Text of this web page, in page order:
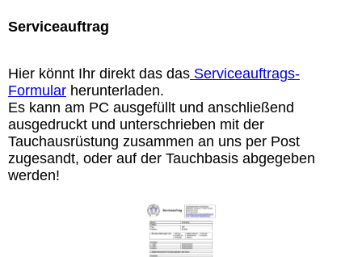
Serviceauftrag
Hier könnt Ihr direkt das das Serviceauftrags-
Formular herunterladen.
Es kann am PC ausgefüllt und anschließend
ausgedruckt und unterschrieben mit der
Tauchausrüstung zusammen an uns per Post
zugesandt, oder auf der Tauchbasis abgegeben
werden!